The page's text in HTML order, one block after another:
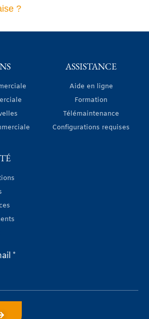
?
ASSISTANCE
Aide en ligne
Formation
Télémaintenance
Configurations requises
*